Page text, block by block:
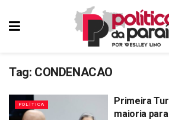
Tag: CONDENACAO
POLÍTICA
Primeira
maioria